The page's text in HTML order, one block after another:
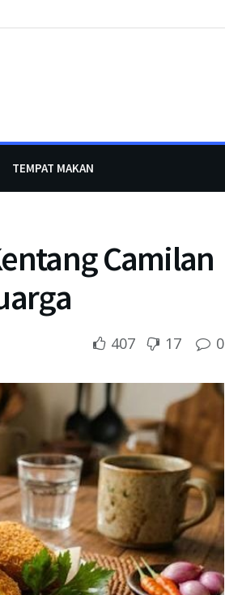
TEMPAT MAKAN
Camilan
407 17 0